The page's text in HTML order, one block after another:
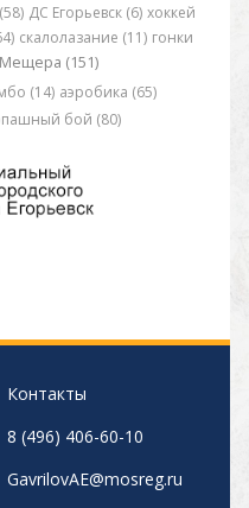
ДС Егорьевск (6) хоккей
скалолазание (11) гонки
Мещера (151)
(14) аэробика (65)
бой (80)
Контакты
8 (496) 406-60-10
GavrilovAE@mosreg.ru